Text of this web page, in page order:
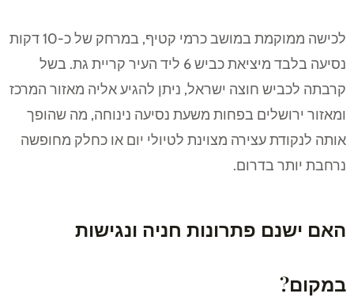
לכישה ממוקמת במושב כרמי קטיף, במרחק של כ-10 דקות
נסיעה בלבד מיציאת כביש 6 ליד העיר קריית גת. בשל
קרבתה לכביש חוצה ישראל, ניתן להגיע אליה מאזור המרכז
ומאזור ירושלים בפחות משעת נסיעה נינוחה, מה שהופך
אותה לנקודת עצירה מצוינת לטיולי יום או כחלק מחופשה
נרחבת יותר בדרום.
האם ישנם פתרונות חניה ונגישות
במקום?